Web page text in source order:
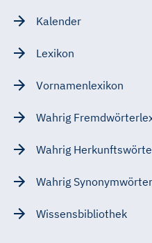
Kalender
Lexikon
Vornamenlexikon
Wahrig
Wahrig
Wahrig
Wissensbibliothek